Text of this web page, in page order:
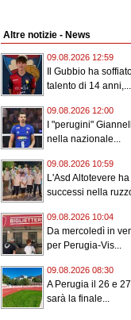
Altre notizie - News
09.08.2026 12:59
Il Gubbio ha
talento di 14 anni,...
09.08.2026 12:00
I "perugini"
nella nazionale...
09.08.2026 10:59
L'Asd Altotevere
successi nella
09.08.2026 10:04
Da mercoledì in
per Perugia-Vis...
09.08.2026 08:30
A Perugia il 26 e
sarà la finale...